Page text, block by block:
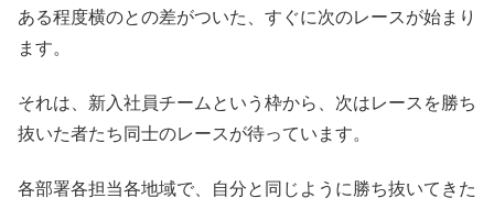
ある程度横のとの差がついた、すぐに次のレースが始まり
ます。
それは、新入社員チームという枠から、次はレースを勝ち
抜いた者たち同士のレースが待っています。
各部署各担当各地域で、自分と同じように勝ち抜いてきた